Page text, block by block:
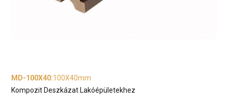
MD-100X40:100X40mm
Kompozit Deszkázat Lakóépületekhez